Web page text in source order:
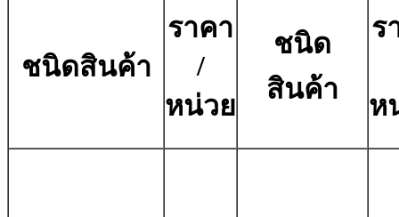
ชนิดสินค้า
ราคา
/
หน่วย
ชนิด
สินค้า
ร
ห